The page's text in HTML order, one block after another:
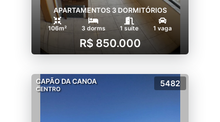
APARTAMENTOS 3 DORMITÓRIOS
106m² 3 dorms 1 suíte 1 vaga
R$ 850.000
CAPÃO DA CANOA
CENTRO
5482